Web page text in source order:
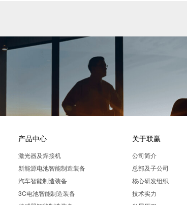
产品中心
激光器及焊接机
新能源电池智能制造装备
汽车智能制造装备
3C电池智能制造装备
关于联赢
公司简介
总部及子公司
核心研发组织
技术实力